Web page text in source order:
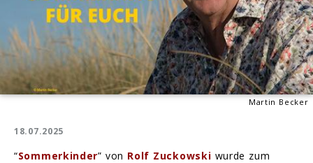
Martin Becker
18.07.2025
“Sommerkinder” von Rolf Zuckowski wurde zum